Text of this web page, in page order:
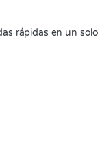
rápidas en un solo